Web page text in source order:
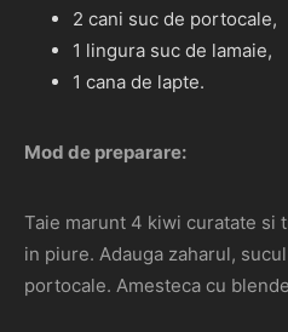
2 cani suc de portocale,
1 lingura suc de lamaie,
1 cana de lapte.
Mod de preparare:
Taie marunt 4 kiwi curatate si
in piure. Adauga zaharul,
portocale. Amesteca cu